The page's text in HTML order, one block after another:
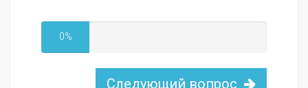
0%
Следующий вопрос